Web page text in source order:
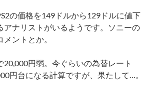
の価格を149ドルから129ドルに値下
アナリストがいるようです。ソニーの
ントとか。
20,000円弱。今ぐらいの為替レート
円台になる計算ですが、果たして…。